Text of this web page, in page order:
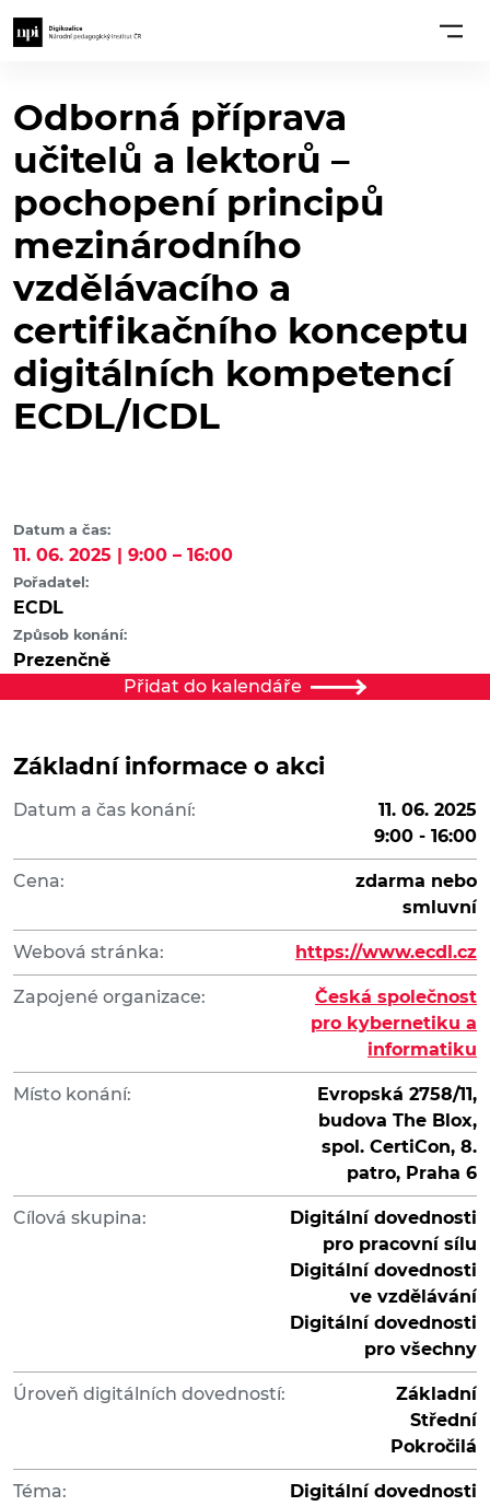
Odborná příprava
učitelů a lektorů –
pochopení principů
mezinárodního
vzdělávacího a
certifikačního konceptu
digitálních kompetencí
ECDL/ICDL
Datum a čas:
11. 06. 2025 | 9:00 – 16:00
Pořadatel:
ECDL
Způsob konání:
Prezenčně
Přidat do kalendáře
Základní informace o akci
Datum a čas konání:
11. 06. 2025
9:00 - 16:00
Cena:
zdarma nebo
smluvní
Webová stránka: https://www.ecdl.cz
Zapojené organizace:
Česká společnost
pro kybernetiku a
informatiku
Místo konání:
Evropská 2758/11,
budova The Blox,
spol. CertiCon, 8.
patro, Praha 6
Cílová skupina:
Digitální dovednosti
pro pracovní sílu
Digitální dovednosti
ve vzdělávání
Digitální dovednosti
pro všechny
Úroveň digitálních dovedností:
Základní
Střední
Pokročilá
Téma: Digitální dovednosti